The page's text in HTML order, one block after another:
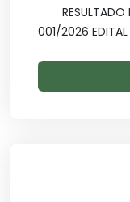
RESULTADO
001/2026